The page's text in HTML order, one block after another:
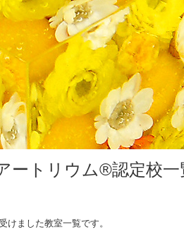
ートリウム®認定校一
けました教室一覧です。